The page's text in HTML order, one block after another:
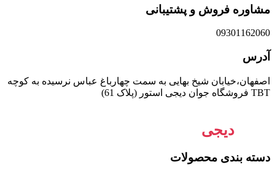
مشاوره فروش و پشتیبانی
09301162060
آدرس
اصفهان،خیابان شیخ بهایی به سمت چهارباغ عباس نرسیده به کوچه
TBT فروشگاه جوان دیجی استور (پلاک 61)
دیجی
دسته بندی محصولات